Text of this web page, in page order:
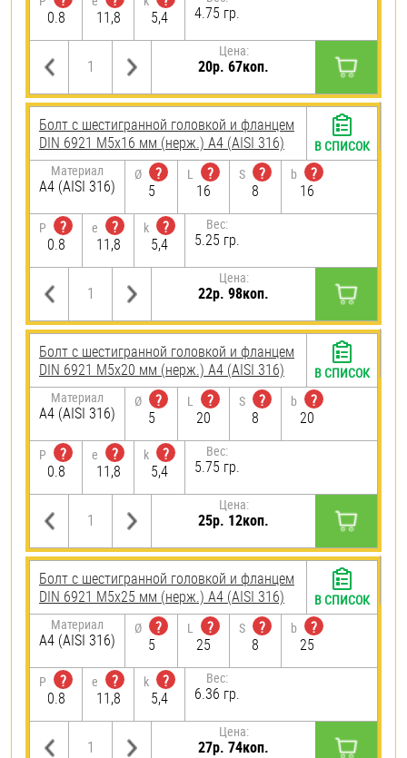
0.8
11,8
5,4
4.75 гр.
Цена:
20р. 67коп.
Болт с шестигранной головкой и фланцем
DIN 6921 М5х16 мм (нерж.) A4 (AISI 316)
Материал
A4 (AISI 316)
Ø
?
5
L
?
16
S
?
8
b
?
16
P
?
0.8
e
?
11,8
k
?
5,4
Вес:
5.25 гр.
Цена:
22р. 98коп.
В СПИСОК
Болт с шестигранной головкой и фланцем
DIN 6921 М5х20 мм (нерж.) A4 (AISI 316)
Материал
A4 (AISI 316)
Ø
?
5
L
?
20
S
?
8
b
?
20
P
?
0.8
e
?
11,8
k
?
5,4
Вес:
5.75 гр.
Цена:
25р. 12коп.
В СПИСОК
Болт с шестигранной головкой и фланцем
DIN 6921 М5х25 мм (нерж.) A4 (AISI 316)
Материал
A4 (AISI 316)
Ø
?
5
L
?
25
S
?
8
b
?
25
P
?
0.8
e
?
11,8
k
?
5,4
Вес:
6.36 гр.
Цена:
27р. 74коп.
В СПИСОК